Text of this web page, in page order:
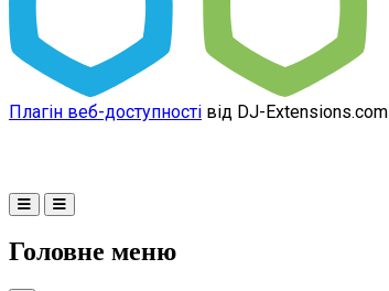
Плагін веб-доступності від DJ-Extensions.com
Головне меню